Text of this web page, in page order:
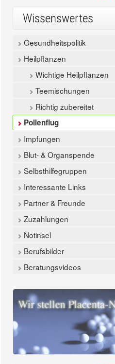
Wissenswertes
Gesundheitspolitik
Heilpflanzen
Wichtige Heilpflanzen
Teemischungen
Richtig zubereitet
Pollenflug
Impfungen
Blut- & Organspende
Selbsthilfegruppen
Interessante Links
Partner & Freunde
Zuzahlungen
Notinsel
Berufsbilder
Beratungsvideos